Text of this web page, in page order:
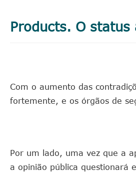
Products. O
Com o aumento das
fortemente, e os órgãos de
Por um lado, uma vez que a
a opinião pública questionará